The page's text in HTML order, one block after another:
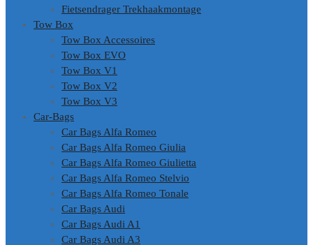
Fietsendrager Trekhaakmontage
Tow Box
Tow Box Accessoires
Tow Box EVO
Tow Box V1
Tow Box V2
Tow Box V3
Car-Bags
Car Bags Alfa Romeo
Car Bags Alfa Romeo Giulia
Car Bags Alfa Romeo Giulietta
Car Bags Alfa Romeo Stelvio
Car Bags Alfa Romeo Tonale
Car Bags Audi
Car Bags Audi A1
Car Bags Audi A3